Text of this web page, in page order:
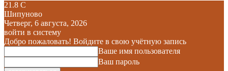
21.8 C
Шипуново
Четверг, 6 августа, 2026
войти в систему
Добро пожаловать! Войдите в свою учётную запись
Ваше имя пользователя
Ваш пароль